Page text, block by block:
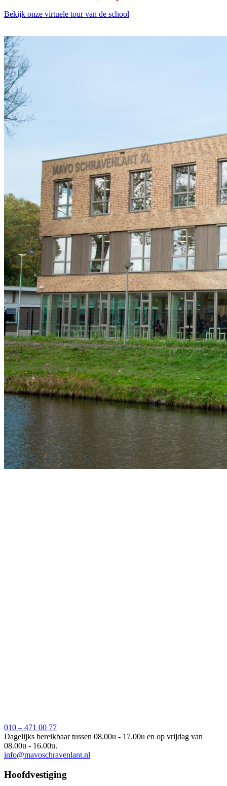
Bekijk onze virtuele tour van de school
010 – 471 00 77
Dagelijks bereikbaar tussen 08.00u - 17.00u en op vrijdag van
08.00u - 16.00u.
info@mavoschravenlant.nl
Hoofdvestiging